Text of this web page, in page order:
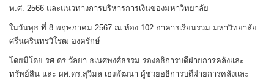
พ.ศ. 2566 และแนวทางการบริหารการเงินของมหาวิทยาลัย
ในวันพุธ ที่ 8 พฤษภาคม 2567 ณ ห้อง 102 อาคารเรียนรวม มหาวิทยาลัย
ศรีนครินทรวิโรฒ องครักษ์
โดยมีโดย รศ.ดร.วัลยา ธเนศพงศ์ธรรม รองอธิการบดีฝ่ายการคลังและ
ทรัพย์สิน และ ผศ.ดร.สุวิมล เฮงพัฒนา ผู้ช่วยอธิการบดีฝ่ายการคลังและ